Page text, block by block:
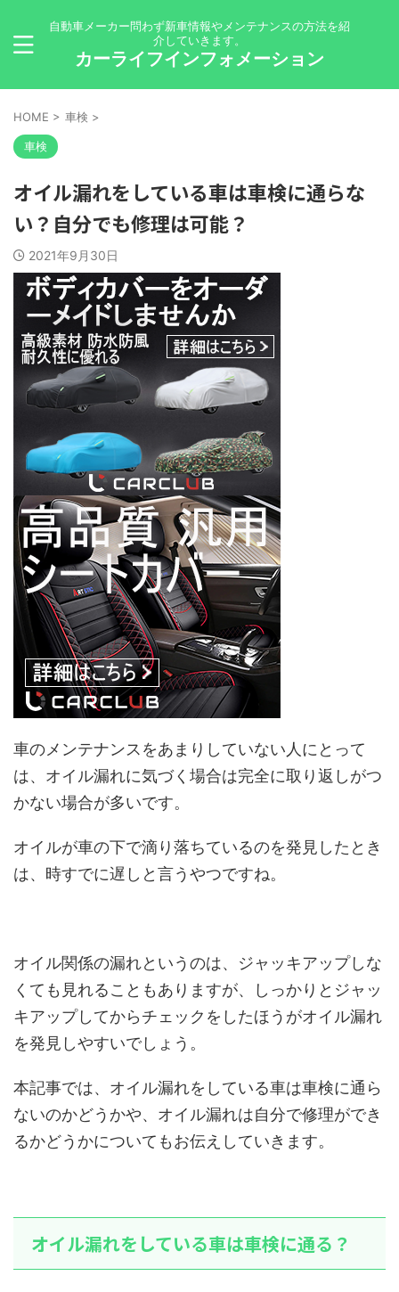
自動車メーカー問わず新車情報やメンテナンスの方法を紹
介していきます。
カーライフインフォメーション
HOME > 車検 >
車検
オイル漏れをしている車は車検に通らな
い？自分でも修理は可能？
2021年9月30日
車のメンテナンスをあまりしていない人にとって
は、オイル漏れに気づく場合は完全に取り返しがつ
かない場合が多いです。
オイルが車の下で滴り落ちているのを発見したとき
は、時すでに遅しと言うやつですね。
オイル関係の漏れというのは、ジャッキアップしな
くても見れることもありますが、しっかりとジャッ
キアップしてからチェックをしたほうがオイル漏れ
を発見しやすいでしょう。
本記事では、オイル漏れをしている車は車検に通ら
ないのかどうかや、オイル漏れは自分で修理ができ
るかどうかについてもお伝えしていきます。
オイル漏れをしている車は車検に通る？